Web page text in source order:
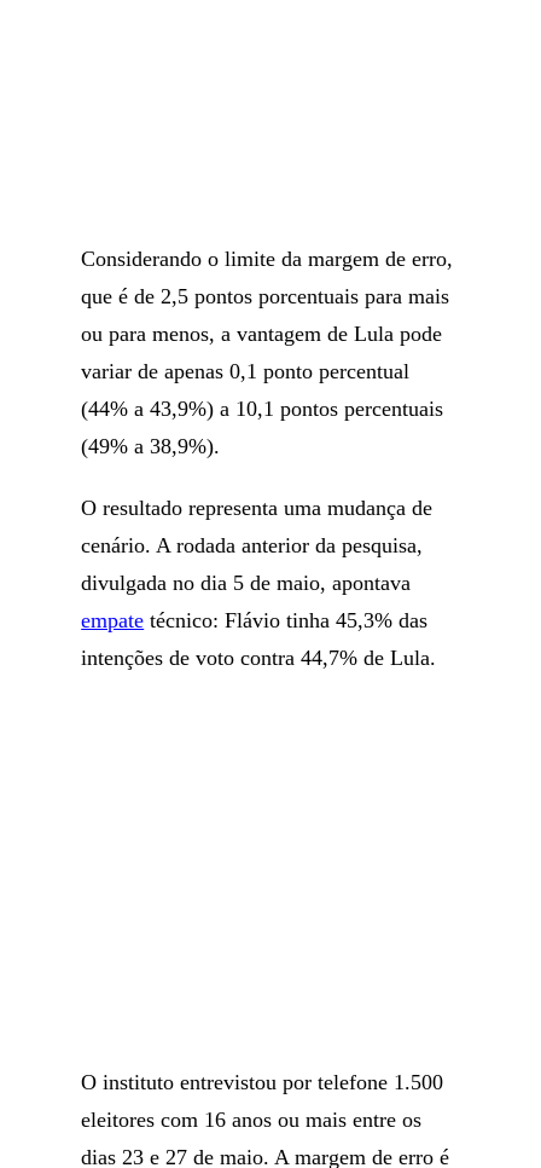
Considerando o limite da margem de erro,
que é de 2,5 pontos porcentuais para mais
ou para menos, a vantagem de Lula pode
variar de apenas 0,1 ponto percentual
(44% a 43,9%) a 10,1 pontos percentuais
(49% a 38,9%).
O resultado representa uma mudança de
cenário. A rodada anterior da pesquisa,
divulgada no dia 5 de maio, apontava
empate técnico: Flávio tinha 45,3% das
intenções de voto contra 44,7% de Lula.
O instituto entrevistou por telefone 1.500
eleitores com 16 anos ou mais entre os
dias 23 e 27 de maio. A margem de erro é